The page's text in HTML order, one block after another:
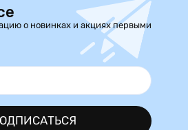
о новинках и акциях первыми